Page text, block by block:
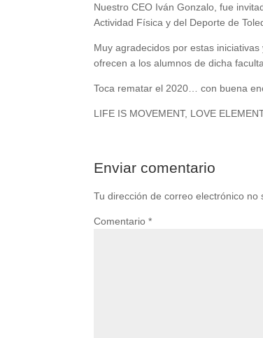
Nuestro CEO Iván Gonzalo, fue
Actividad Física y del Deporte de
Muy agradecidos por estas
ofrecen a los alumnos de dicha
Toca rematar el 2020… con buena
LIFE IS MOVEMENT, LOVE
Enviar comentario
Tu dirección de correo electrónico no
Comentario*